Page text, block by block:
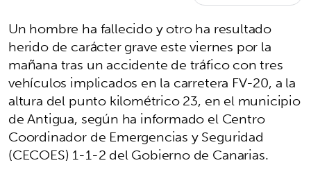
Un hombre ha fallecido y otro ha resultado
herido de carácter grave este viernes por la
mañana tras un accidente de tráfico con tres
vehículos implicados en la carretera FV-20, a la
altura del punto kilométrico 23, en el municipio
de Antigua, según ha informado el Centro
Coordinador de Emergencias y Seguridad
(CECOES) 1-1-2 del Gobierno de Canarias.